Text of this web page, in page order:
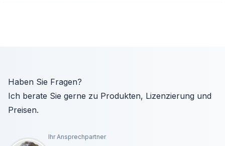
Haben Sie Fragen?
Ich berate Sie gerne zu Produkten, Lizenzierung und
Preisen.
Ihr Ansprechpartner